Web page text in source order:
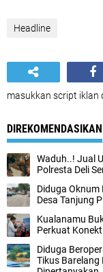
Headline
masukkan script iklan
DIREKOMENDASIKAN
Waduh..! Jual
Polresta Deli
Diduga Oknum
Desa Tanjung
Kualanamu
Perkuat
Diduga
Tikus Barelang